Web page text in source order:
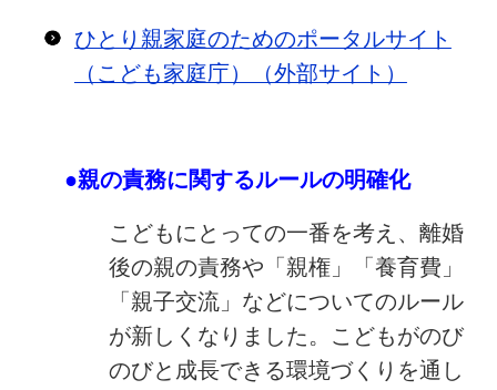
ひとり親家庭のためのポータルサイト
（こども家庭庁）（外部サイト）
●親の責務に関するルールの明確化
こどもにとっての一番を考え、離婚
後の親の責務や「親権」「養育費」
「親子交流」などについてのルール
が新しくなりました。こどもがのび
のびと成長できる環境づくりを通し